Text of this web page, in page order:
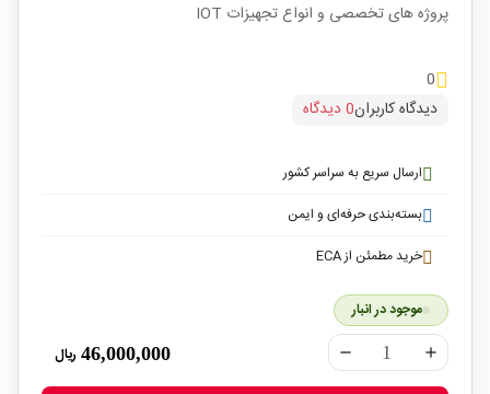
پروژه های تخصصی و انواع تجهیزات IOT
0
دیدگاه کاربران0 دیدگاه
ارسال سریع به سراسر کشور
بسته‌بندی حرفه‌ای و ایمن
خرید مطمئن از ECA
موجود در انبار
remove add
46,000,000 ریال